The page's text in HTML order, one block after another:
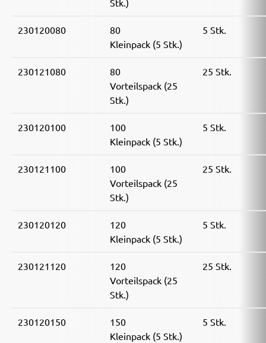
Stk.)
230120080
80
Kleinpack (5 Stk.)
5 Stk.
230121080
80
Vorteilspack (25
Stk.)
25 Stk.
230120100
100
Kleinpack (5 Stk.)
5 Stk.
230121100
100
Vorteilspack (25
Stk.)
25 Stk.
230120120
120
Kleinpack (5 Stk.)
5 Stk.
230121120
120
Vorteilspack (25
Stk.)
25 Stk.
230120150
150
Kleinpack (5 Stk.)
5 Stk.